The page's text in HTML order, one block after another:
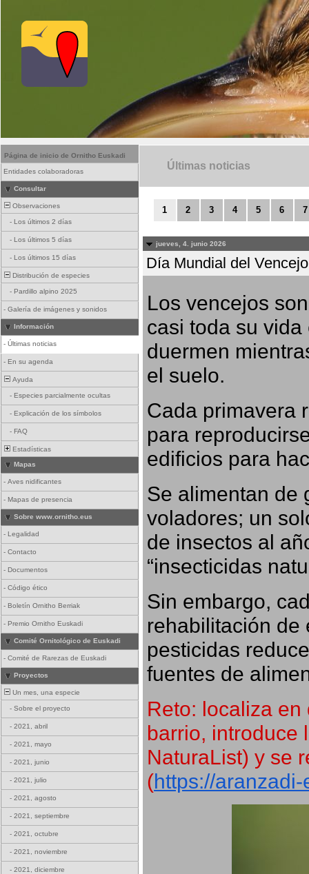
Página de inicio de Ornitho Euskadi
Entidades colaboradoras
Consultar
Observaciones
- Los últimos 2 días
- Los últimos 5 días
- Los últimos 15 días
Distribución de especies
- Pardillo alpino 2025
- Galería de imágenes y sonidos
Información
- Últimas noticias
- En su agenda
Ayuda
- Especies parcialmente ocultas
- Explicación de los símbolos
- FAQ
Estadísticas
Mapas
- Aves nidificantes
- Mapas de presencia
Sobre www.ornitho.eus
- Legalidad
- Contacto
- Documentos
- Código ético
- Boletín Ornitho Berriak
- Premio Ornitho Euskadi
Comité Ornitológico de Euskadi
- Comité de Rarezas de Euskadi
Proyectos
Un mes, una especie
- Sobre el proyecto
- 2021, abril
- 2021, mayo
- 2021, junio
- 2021, julio
- 2021, agosto
- 2021, septiembre
- 2021, octubre
- 2021, noviembre
- 2021, diciembre
Últimas noticias
1 2 3 4 5 6 7
jueves, 4. junio 2026
Día Mundial del
Los vencejos
casi toda su
duermen
el suelo.
Cada primavera
para
edificios para
Se alimentan de
voladores; un
de insectos al
“insecticidas
Sin embargo,
rehabilitación de
pesticidas
fuentes de
Reto: localiza
barrio, introduce
NaturaList) y se
(https://